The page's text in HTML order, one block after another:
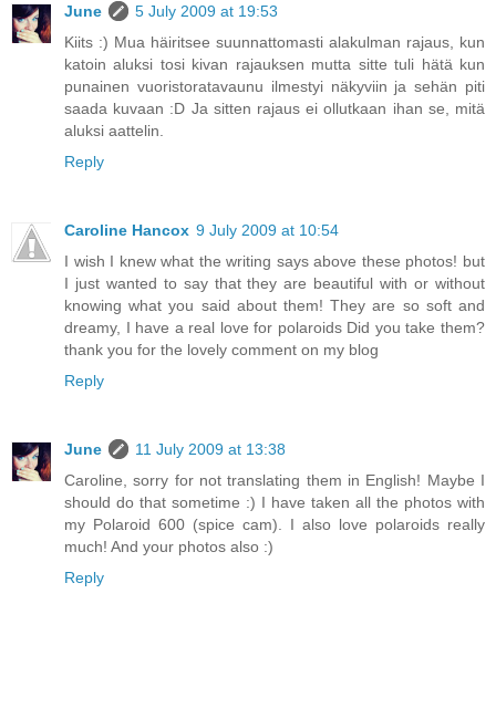
June
5 July 2009 at 19:53
Kiits :) Mua häiritsee suunnattomasti alakulman rajaus, kun
katoin aluksi tosi kivan rajauksen mutta sitte tuli hätä kun
punainen vuoristoratavaunu ilmestyi näkyviin ja sehän piti
saada kuvaan :D Ja sitten rajaus ei ollutkaan ihan se, mitä
aluksi aattelin.
Reply
Caroline Hancox 9 July 2009 at 10:54
I wish I knew what the writing says above these photos! but
I just wanted to say that they are beautiful with or without
knowing what you said about them! They are so soft and
dreamy, I have a real love for polaroids Did you take them?
thank you for the lovely comment on my blog
Reply
June
11 July 2009 at 13:38
Caroline, sorry for not translating them in English! Maybe I
should do that sometime :) I have taken all the photos with
my Polaroid 600 (spice cam). I also love polaroids really
much! And your photos also :)
Reply